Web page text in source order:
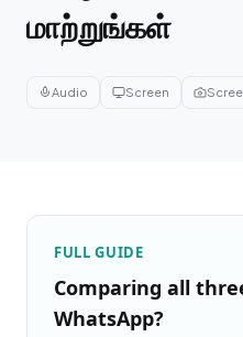
மாற்றுங்கள்
Audio Screen
FULL GUIDE
Comparing all
WhatsApp?